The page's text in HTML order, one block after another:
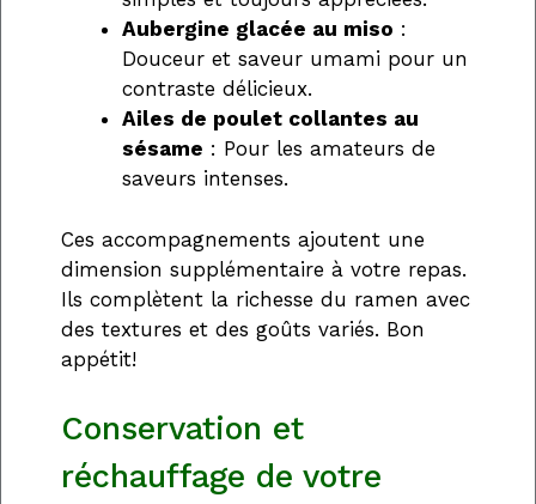
Aubergine glacée au miso :
Douceur et saveur umami pour un
contraste délicieux.
Ailes de poulet collantes au
sésame : Pour les amateurs de
saveurs intenses.
Ces accompagnements ajoutent une
dimension supplémentaire à votre repas.
Ils complètent la richesse du ramen avec
des textures et des goûts variés. Bon
appétit!
Conservation et
réchauffage de votre